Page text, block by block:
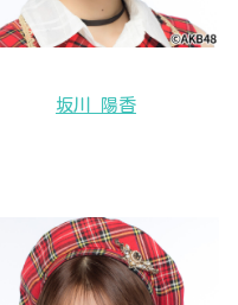
坂川 陽香